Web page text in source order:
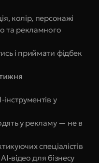
колір, персонажі
та рекламного
і приймати фідбек
у
у рекламу — не в
спеціалістів
відео для бізнесу